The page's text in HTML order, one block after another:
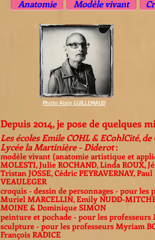
Modèle vivant
Anatomie
Photo Alain GUILLEMAUD
Depuis 2014, je pose de quelques
Les écoles Emile COHL & ECohlCité,
Lycée la Martinière - Diderot:
modèle vivant (anatomie artistique et
MOLESTI, Julie ROCHAND, Linda ROUX,
Tristan JOSSE, Cédric PEYRAVERNAY, Paul
VEAULEGER
croquis - dessin de personnages - pour les
Muriel MARCELLIN, Emily NUDD-
MOINE & Dominique SIMON
peinture et pochade - pour les professeurs
sculpture - pour les professeurs Myriam
François RADICE